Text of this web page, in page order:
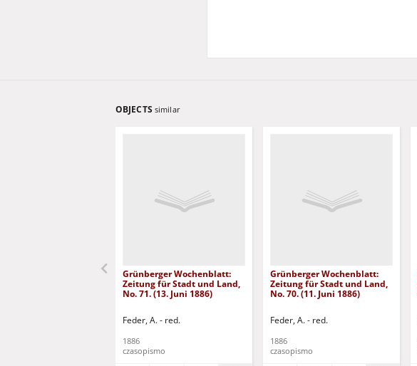
OBJECTS similar
Grünberger Wochenblatt:
Zeitung für Stadt und Land,
No. 71. (13. Juni 1886)
Feder, A. - red.
1886
czasopismo
Grünberger Wochenblatt:
Zeitung für Stadt und Land,
No. 70. (11. Juni 1886)
Feder, A. - red.
1886
czasopismo